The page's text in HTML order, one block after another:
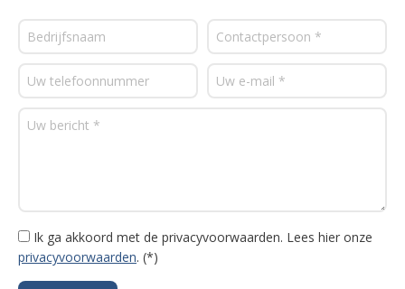
Ik ga akkoord met de privacyvoorwaarden. Lees hier onze
privacyvoorwaarden. (*)